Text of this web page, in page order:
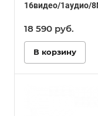
16видео/1аудио/
18 590 руб.
В корзину